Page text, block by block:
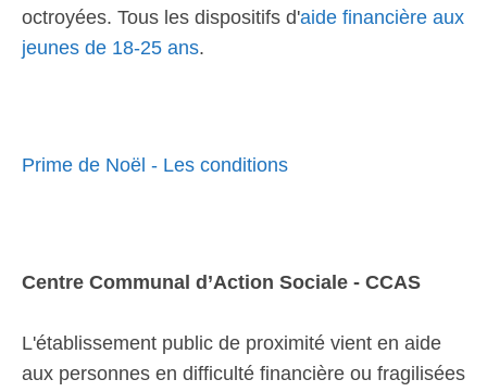
octroyées. Tous les dispositifs d'aide financière aux
jeunes de 18-25 ans.
Prime de Noël - Les conditions
Centre Communal d’Action Sociale - CCAS
L'établissement public de proximité vient en aide
aux personnes en difficulté financière ou fragilisées